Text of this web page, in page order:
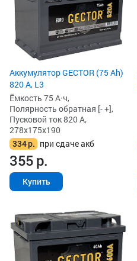
Аккумулятор GECTOR (75 Ah)
820 А, L3
Ёмкость 75 А·ч,
Полярность обратная [- +],
Пусковой ток 820 А,
278x175x190
334р. при сдаче акб
355р.
Купить